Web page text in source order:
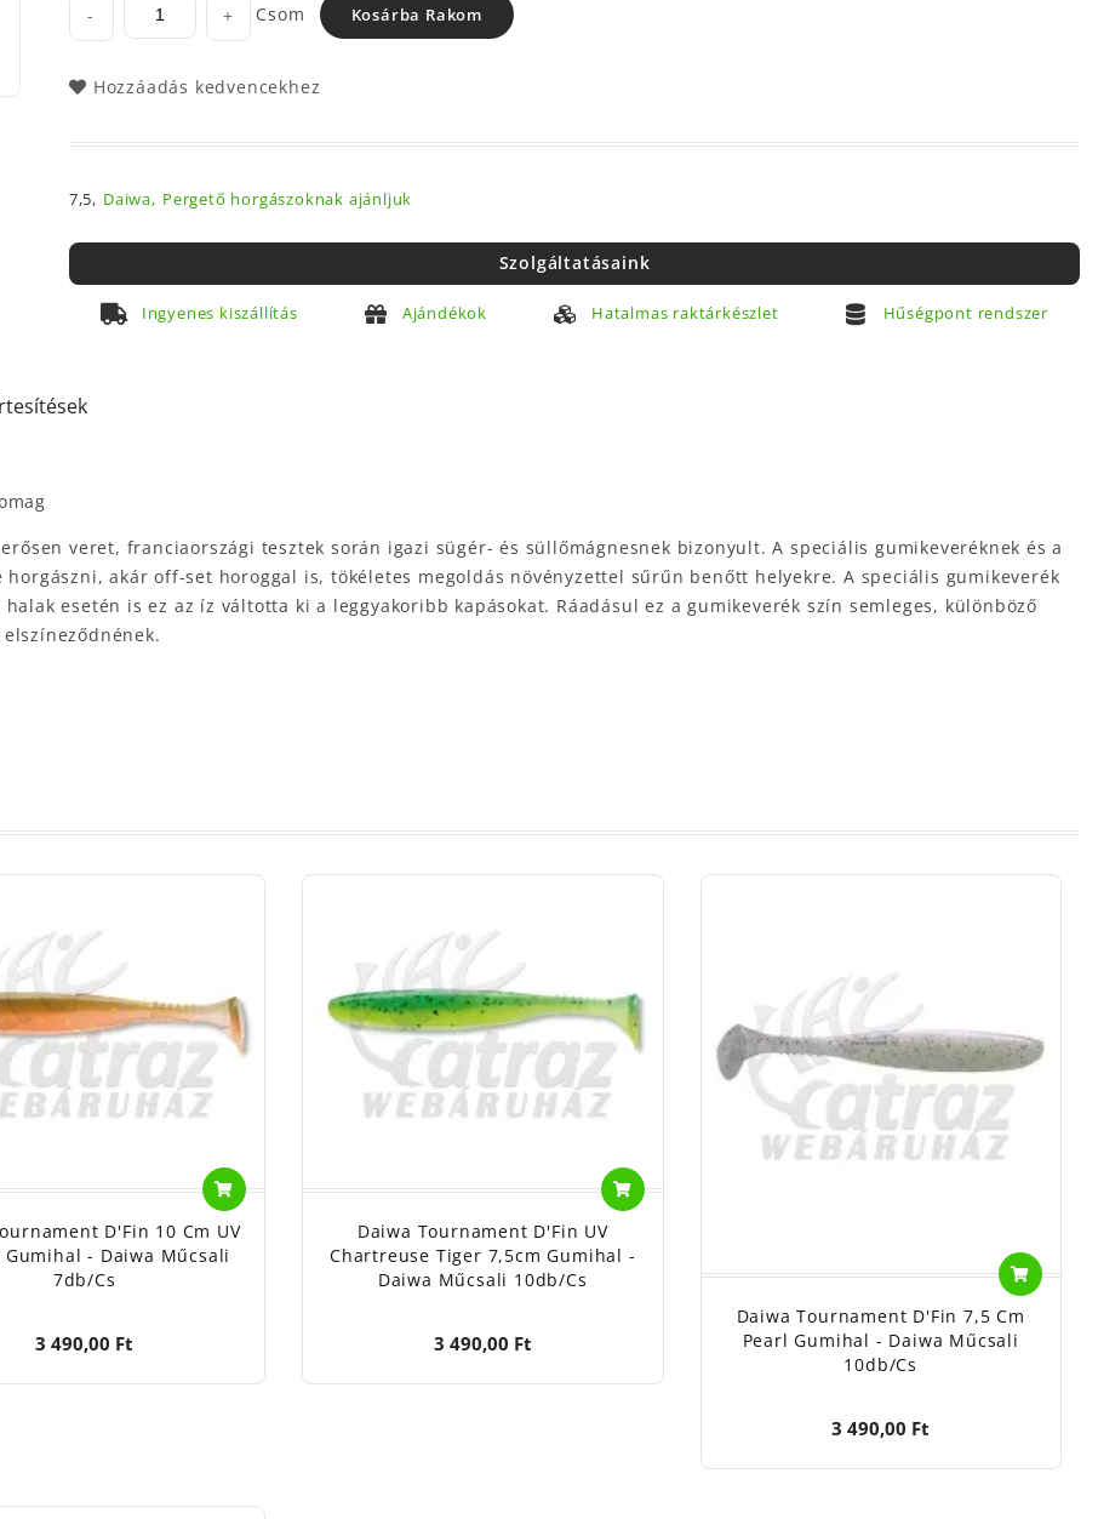
- + Csom Kosárba Rakom
Hozzáadás kedvencekhez
7,5, Daiwa, Pergető horgászoknak ajánljuk
Szolgáltatásaink
Ingyenes kiszállítás Ajándékok Hatalmas raktárkészlet Hűségpont rendszer
veret, franciaországi tesztek során igazi sügér- és süllőmágnesnek bizonyult. A speciális gumikeveréknek és a
akár off-set horoggal is, tökéletes megoldás növényzettel sűrűn benőtt helyekre. A speciális gumikeverék
esetén is ez az íz váltotta ki a leggyakoribb kapásokat. Ráadásul ez a gumikeverék szín semleges, különböző
D'Fin 10 Cm UV
Gumihal - Daiwa Műcsali
7db/cs
3 490,00 Ft
Daiwa Tournament D'Fin UV
Chartreuse Tiger 7,5cm Gumihal -
Daiwa Műcsali 10db/cs
3 490,00 Ft
Daiwa Tournament D'Fin 7,5 Cm
Pearl Gumihal - Daiwa Műcsali
10db/cs
3 490,00 Ft